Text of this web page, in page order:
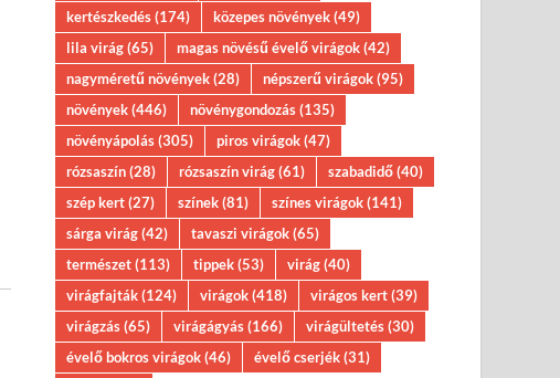
kertészkedés(174) közepes növények(49)
lila virág(65) magas növésű évelő virágok(42)
nagyméretű növények(28) népszerű virágok(95)
növények(446) növénygondozás(135)
növényápolás(305) piros virágok(47)
rózsaszín(28) rózsaszín virág(61) szabadidő(40)
szép kert(27) színek(81) színes virágok(141)
sárga virág(42) tavaszi virágok(65)
természet(113) tippek(53) virág(40)
virágfajták(124) virágok(418) virágos kert(39)
virágzás(65) virágágyás(166) virágültetés(30)
évelő bokros virágok(46) évelő cserjék(31)